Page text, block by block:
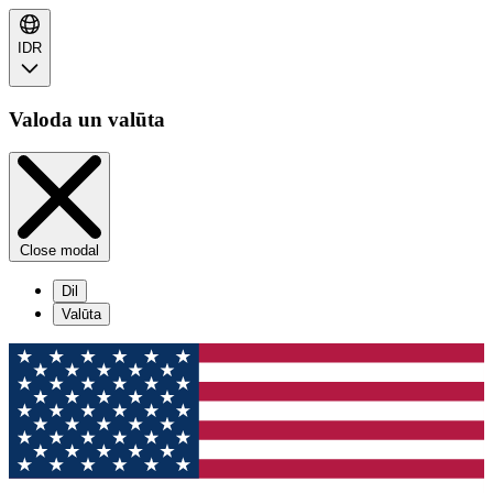
IDR
Valoda un valūta
Close modal
Dil
Valūta